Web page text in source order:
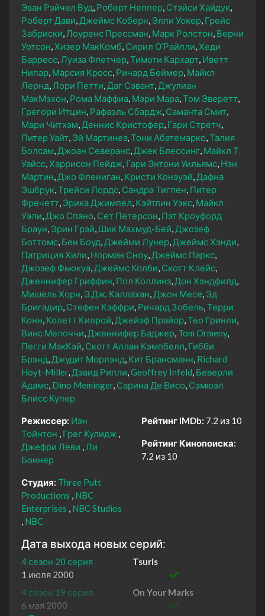
Эван Рэйчел Вуд Роберт Неппер Стэйси Хайдук
Роберт Дави Джеймс Коберн Элли Уокер Грейс
Забриски Лоуренс Прессман Марк Ролстон Верни
Уотсон Хизер МакКомб Сирил О’Райлли Хеди
Барресс Луиза Флетчер Тимоти Кархарт Иветт
Нипар Марсия Кросс Ричард Беймер Майкл
Лернд Лори Петти Даг Сэвант Джулиан
МакМэхон Рома Маффиа Мэри Мара Том Эверетт
Грегори Итцин Рафаэль Сбардж Саманта Смит
Мари Читхэм Деннис Кристофер Гари Стретч
Питер Уайт Эй Мартинез Тони Абатемарко Талия
Болсам Джоан Северанс Джек Блессинг Майкл Т.
Уайсс Харрисон Пейдж Гари Энтони Уильямс Нэн
Мартин Джо Флениган Кристи Конэуэй Дафна
Эшбрук Трейси Лордс Сандра Тигпен Питер
Фречетт Эрика Джимпел Кэйтлин Уэкс Майкл
Уэли Джо Спано Сет Петерсон Пэт Кроуфорд
Браун Эрин Грэй Шик Махмуд-Бей Джозеф
Боттомс Бен Боуд Джейми Лунер Джеймс Хэнди
Патриция Хили Норман Сноу Джеймс Паркс
Джозеф Фьюкуа Джеймс Колби Скотт Клейс
Дженнифер Гриффин Пол Коллинз Дон Хэндфилд
Мишель Хорн Э.Дж. Каллахан Джон Месе Эд
Бригадир Стефен Кэффри Ричард Зобель Терри
Конн Колетт Килрой Джейэф Прайор Тео Гринли
Винс Мелоччи Дженнифер Баджер Tom Ormeny
Пегги МакКэй Скотт Аллан Кэмпбелл Гибби
Брэнд Джудит Морлэнд Кит Брансманн Richard
Hoyt-Miller Дэвид Рипли Geoffrey Infeld Беверли
Адамс Dino Meminger Сарина Де Висо Сэмюэл
Блисс Купер
Режиссер: Иэн
Тойнтон
Грег Кулидж
Джефри Леви
Ли
Боннер
Студия: Three Putt
Productions
NBC
Enterprises
NBC Studios
NBC
Рейтинг IMDb: 7.2 из 10
Рейтинг Кинопоиска:
7.2 из 10
Дата выхода новых серий:
4 сезон 20 серия
Tsuris
1 июля 2000
4 сезон 19 серия
On Your Marks
6 мая 2000